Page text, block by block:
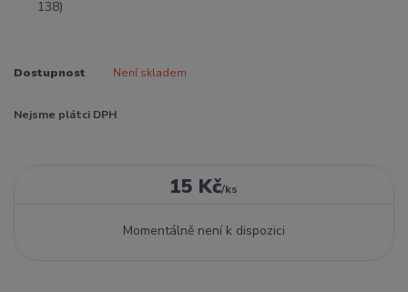
Dostupnost Není skladem
Nejsme plátci DPH
15 Kč/ks
Momentálně není k dispozici